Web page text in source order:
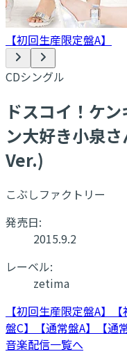
【初回生産限定盤A】
CDシングル
ドスコイ！ケ
ン大好き小泉
Ver.)
こぶしファクトリー
発売日:
2015.9.2
レーベル:
zetima
【初回生産限定盤A】
盤C】
【通常盤A】 【通
音楽配信一覧へ